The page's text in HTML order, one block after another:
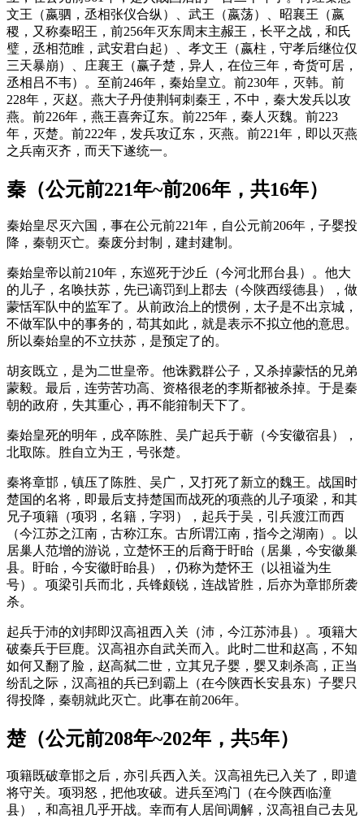
文王（嬴驷，丞相张仪合纵）、武王（嬴荡）、昭襄王（嬴
稷，又称秦昭王，前256年灭东周末主赧王，长平之战，和氏
璧，丞相范睢，武安君白起）、孝文王（嬴柱，守孝后继位仅
三天暴崩）、庄襄王（赢子楚，异人，在位三年，奇货可居，
丞相吕不韦）。至前246年，秦始皇立。前230年，灭韩。前
228年，灭赵。燕大子丹使荆轲刺秦王，不中，秦大发兵以攻
燕。前226年，燕王喜奔辽东。前225年，秦人灭魏。前223
年，灭楚。前222年，发兵攻辽东，灭燕。前221年，即以灭燕
之兵南灭齐，而天下遂统一。
秦（公元前221年~前206年，共16年）
秦始皇尽灭六国，事在公元前221年，自公元前206年，子婴投
降，秦朝灭亡。秦废分封制，建封建制。
秦始皇帝以前210年，东巡死于沙丘（今河北邢台县）。他大
的儿子，名唤扶苏，先已谪罚到上郡去（今陕西绥德县），做
蒙恬军队中的监军了。从前政治上的惯例，太子是不出京城，
不做军队中的事务的，苟其如此，就是表示不拟立他的意思。
所以秦始皇的不立扶苏，是预定了的。
胡亥既立，是为二世皇帝。他诛戮群公子，又杀掉蒙恬的兄弟
蒙毅。最后，连劳苦功高、资格很老的李斯都被杀掉。于是秦
朝的政府，失其重心，再不能箝制天下了。
秦始皇死的明年，戍卒陈胜、吴广起兵于蕲（今安徽宿县），
北取陈。胜自立为王，号张楚。
秦将章邯，镇压了陈胜、吴广，又打死了新立的魏王。战国时
楚国的名将，即最后支持楚国而战死的项燕的儿子项梁，和其
兄子项籍（项羽，名籍，字羽），起兵于吴，引兵渡江而西
（今江苏之江南，古称江东。古所谓江南，指今之湖南）。以
居巢人范增的游说，立楚怀王的后裔于盱眙（居巢，今安徽巢
县。盱眙，今安徽盱眙县），仍称为楚怀王（以祖谥为生
号）。项梁引兵而北，兵锋颇锐，连战皆胜，后亦为章邯所袭
杀。
起兵于沛的刘邦即汉高祖西入关（沛，今江苏沛县）。项籍大
破秦兵于巨鹿。汉高祖亦自武关而入。此时二世和赵高，不知
如何又翻了脸，赵高弑二世，立其兄子婴，婴又刺杀高，正当
纷乱之际，汉高祖的兵已到霸上（在今陕西长安县东）子婴只
得投降，秦朝就此灭亡。此事在前206年。
楚（公元前208年~202年，共5年）
项籍既破章邯之后，亦引兵西入关。汉高祖先已入关了，即遣
将守关。项羽怒，把他攻破。进兵至鸿门（在今陕西临潼
县），和高祖几乎开战。幸而有人居间调解，汉高祖自己去见